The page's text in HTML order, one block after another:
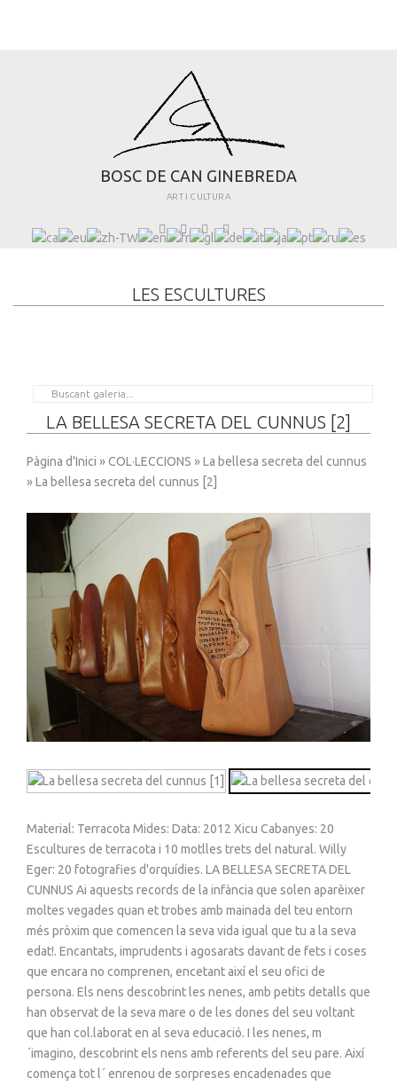
BOSC DE CAN GIN EBREDA
ART I CULTURA
LES ESCULTURES
LA BELLESA SECRETA DEL CUNNUS [2]
Pàgina d'Inici »COL·LECCIONS »La bellesa secreta del cunnus
» La bellesa secreta del cunnus [2]
Material: Terracota Mides: Data: 2012 Xicu Cabanyes: 20
Escultures de terracota i 10 motlles trets del natural. Willy
Eger: 20 fotografies d'orquídies. LA BELLESA SECRETA DEL
CUNNUS Ai aquests records de la infància que solen aparèixer
moltes vegades quan et trobes amb mainada del teu entorn
més pròxim que comencen la seva vida igual que tu a la seva
edat!. Encantats, imprudents i agosarats davant de fets i coses
que encara no comprenen, encetant així el seu ofici de
persona. Els nens descobrint les nenes, amb petits detalls que
han observat de la seva mare o de les dones del seu voltant
que han col.laborat en al seva educació. I les nenes, m
´imagino, descobrint els nens amb referents del seu pare. Així
comença tot l´ enrenou de sorpreses encadenades que